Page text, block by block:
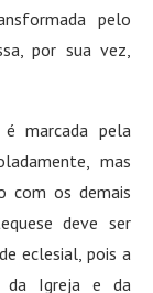
pelo
por sua vez,
marcada pela
mas
com os demais
deve ser
eclesial, pois a
Igreja e da